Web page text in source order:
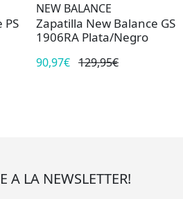
NEW BALANCE
Zapatilla New Balance GS
1906RA Plata/Negro
90,97€ 129,95€
A LA NEWSLETTER!